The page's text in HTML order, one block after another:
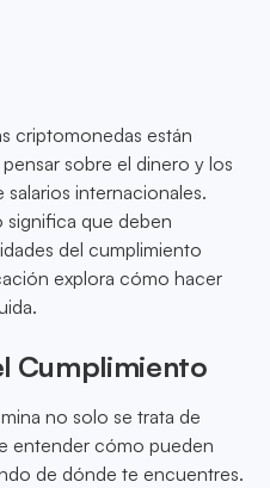
criptomonedas están
sobre el dinero y los
internacionales.
significa que deben
del cumplimiento
explora cómo hacer
Cumplimiento
no solo se trata de
entender cómo pueden
de dónde te encuentres.